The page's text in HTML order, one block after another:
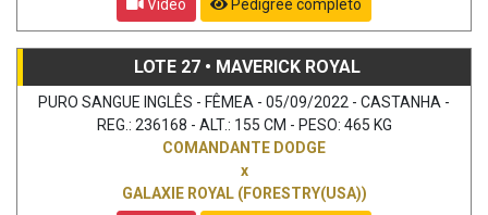
Vídeo
Pedigree completo
LOTE 27 • MAVERICK ROYAL
PURO SANGUE INGLÊS - FÊMEA - 05/09/2022 - CASTANHA -
REG.: 236168 - ALT.: 155 CM - PESO: 465 KG
COMANDANTE DODGE
x
GALAXIE ROYAL (FORESTRY(USA))